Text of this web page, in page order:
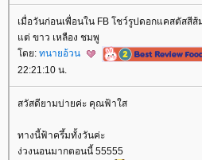
เมื่อวันก่อนเพื่อนใน FB โชว์รูปดอกแคสตัสสีส้
ต่ ขาว เหลือง ชมพู
ดย: ทนายอ้วน
22:21:10 น.
สวัสดียามบ่ายค่ะ คุณฟ้าใส
ทางนี้ฟ้าครึ้มทั้งวันค่ะ
ง่วงนอนมากตอนนี้ 55555